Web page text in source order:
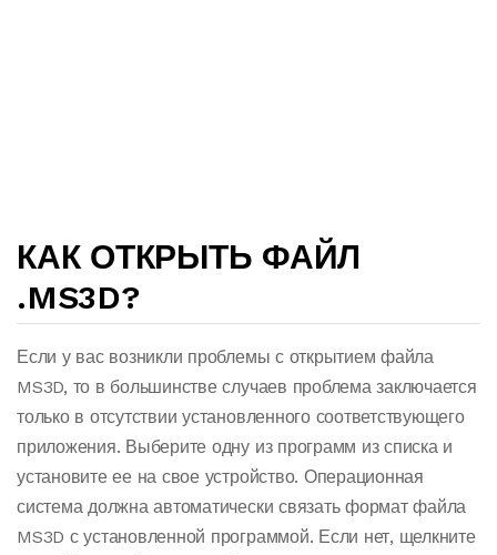
КАК ОТКРЫТЬ ФАЙЛ
.MS3D?
Если у вас возникли проблемы с открытием файла
MS3D, то в большинстве случаев проблема заключается
только в отсутствии установленного соответствующего
приложения. Выберите одну из программ из списка и
установите ее на свое устройство. Операционная
система должна автоматически связать формат файла
MS3D с установленной программой. Если нет, щелкните